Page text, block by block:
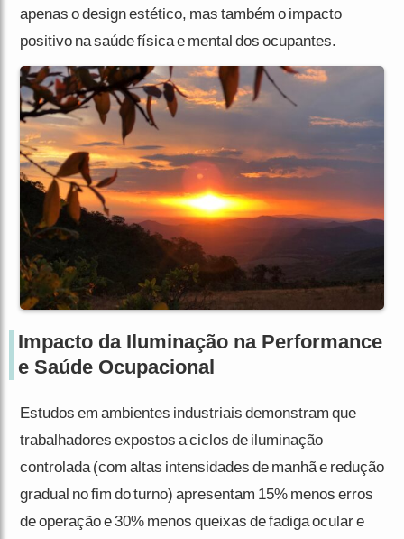
apenas o design estético, mas também o impacto
positivo na saúde física e mental dos ocupantes.
Impacto da Iluminação na Performance
e Saúde Ocupacional
Estudos em ambientes industriais demonstram que
trabalhadores expostos a ciclos de iluminação
controlada (com altas intensidades de manhã e redução
gradual no fim do turno) apresentam 15% menos erros
de operação e 30% menos queixas de fadiga ocular e